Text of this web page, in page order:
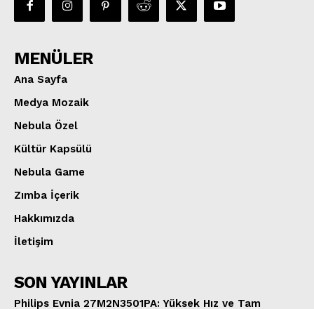
MENÜLER
Ana Sayfa
Medya Mozaik
Nebula Özel
Kültür Kapsülü
Nebula Game
Zımba İçerik
Hakkımızda
İletişim
SON YAYINLAR
Philips Evnia 27M2N3501PA: Yüksek Hız ve Tam